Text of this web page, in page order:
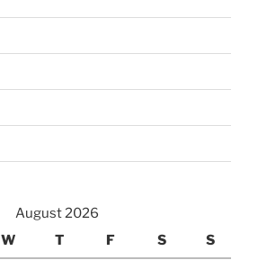
August 2026
W T F S S